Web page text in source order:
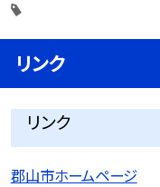
リンク
リンク
郡山市ホームページ